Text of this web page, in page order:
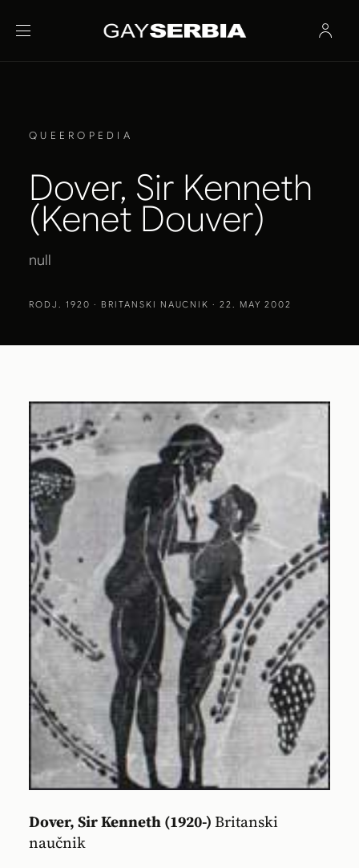
QUEEROPEDIA
Dover, Sir Kenneth
(Kenet Douver)
null
RODJ. 1920 · BRITANSKI NAUCNIK · 22. MAY 2002
Dover, Sir Kenneth (1920-)Britanski
naučnik